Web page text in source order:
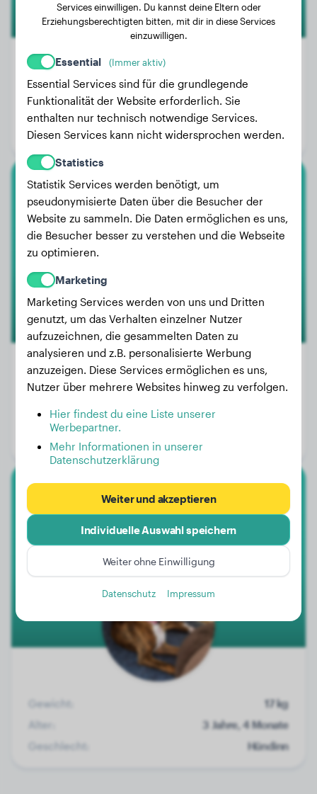
Gewicht:
Alter:
2 Jahre, 4 Monate
Geschlecht:
Rüde
Eurasier
Tjenna
Alter:
3 Jahre, 5 Monate
Geschlecht:
Boxer
Georgia
Gewicht:
17 kg
Alter:
3 Jahre, 4 Monate
Geschlecht:
Hündinn
Services einwilligen. Du kannst deine Eltern oder
Erziehungsberechtigten bitten, mit dir in diese Services
einzuwilligen.
Essential (Immer aktiv)
Essential Services sind für die grundlegende
Funktionalität der Website erforderlich. Sie
enthalten nur technisch notwendige Services.
Diesen Services kann nicht widersprochen werden.
Statistics
Statistik Services werden benötigt, um
pseudonymisierte Daten über die Besucher der
Website zu sammeln. Die Daten ermöglichen es uns,
die Besucher besser zu verstehen und die Webseite
zu optimieren.
Marketing
Marketing Services werden von uns und Dritten
genutzt, um das Verhalten einzelner Nutzer
aufzuzeichnen, die gesammelten Daten zu
analysieren und z.B. personalisierte Werbung
anzuzeigen. Diese Services ermöglichen es uns,
Nutzer über mehrere Websites hinweg zu verfolgen.
Hier findest du eine Liste unserer
Werbepartner.
Mehr Informationen in unserer
Datenschutzerklärung
Weiter und akzeptieren
Individuelle Auswahl speichern
Weiter ohne Einwilligung
Datenschutz Impressum